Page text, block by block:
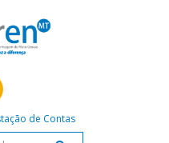
de Contas